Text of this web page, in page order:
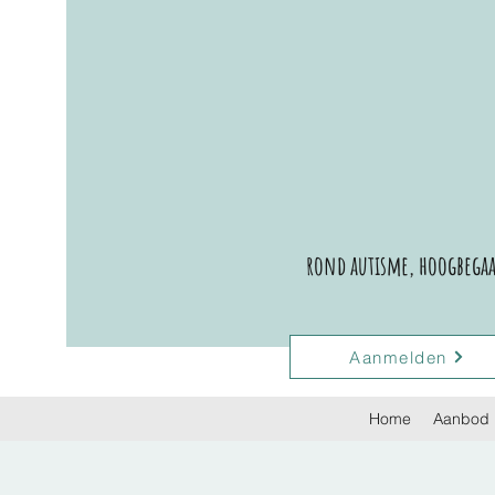
rond autisme,
Aanmelden
Home Aanbod